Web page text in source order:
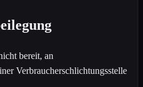
bereit, an
Verbraucherschlichtungsstelle